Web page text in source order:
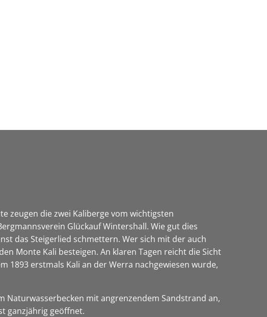
zeugen die zwei Kaliberge vom wichtigsten
Glückauf Wintershall. Wie gut dies
das Steigerlied schmettern. Wer sich mit der auch
Monte Kali besteigen. An klaren Tagen reicht die Sicht
1893 erstmals Kali an der Werra nachgewiesen wurde,
Naturwasserbecken mit angrenzendem Sandstrand an,
ganzjährig geöffnet.